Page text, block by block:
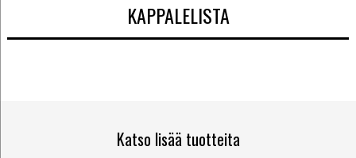
KAPPALELISTA
Katso lisää tuotteita